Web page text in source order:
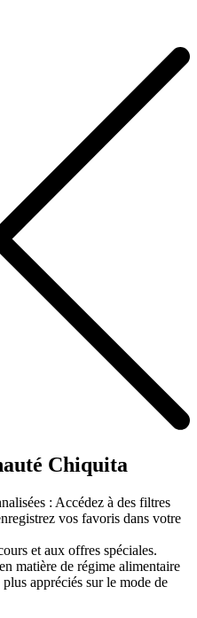
Chiquita
: Accédez à des filtres
vos favoris dans votre
et aux offres spéciales.
matière de régime alimentaire
appréciés sur le mode de